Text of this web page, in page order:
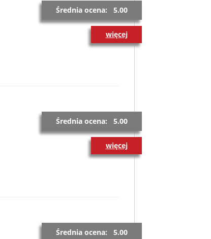
Średnia ocena: 5.00
więcej
Średnia ocena: 5.00
więcej
Średnia ocena: 5.00